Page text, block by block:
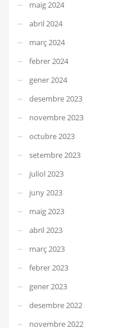
maig 2024
abril 2024
març 2024
febrer 2024
gener 2024
desembre 2023
novembre 2023
octubre 2023
setembre 2023
juliol 2023
juny 2023
maig 2023
abril 2023
març 2023
febrer 2023
gener 2023
desembre 2022
novembre 2022